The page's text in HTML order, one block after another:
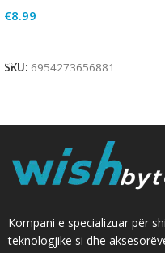
€8.99
SKU: 6954273656881
Kompani e specializuar për
teknologjike si dhe